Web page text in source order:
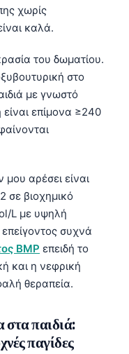
χωρίς
καλά.
του δωματίου.
στο
με γνωστό
επίμονα ≥240
αρέσει είναι
σε βιοχημικό
L με υψηλή
επείγοντος συχνά
BMP επειδή το
και η νεφρική
θεραπεία.
στα παιδιά:
παγίδες